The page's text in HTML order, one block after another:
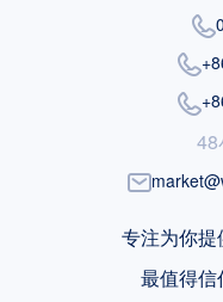
48
专注为你
最值得